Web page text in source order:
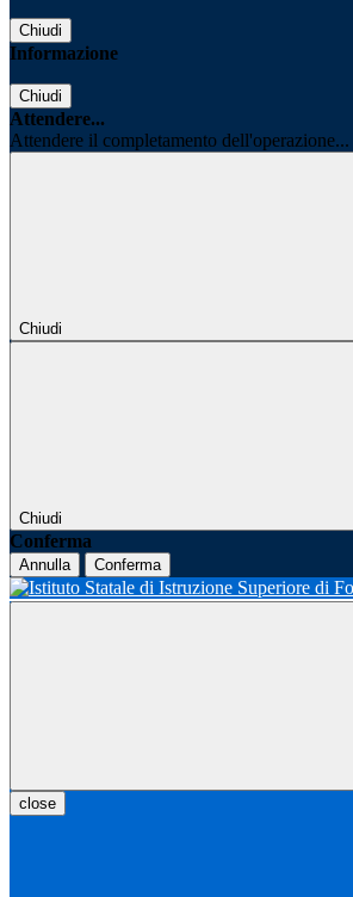
Chiudi
Informazione
Chiudi
Attendere...
Attendere il completamento dell'operazione...
Chiudi
Chiudi
Conferma
Annulla Conferma
close